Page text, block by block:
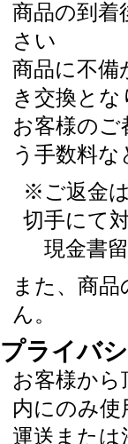
商品の到着
さい
商品に不備
き交換と
お客様のご
う手数料
※ご返金
切手にて
現金書
また、商
ん。
プライバ
お客様か
内にのみ
運送または